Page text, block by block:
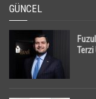
GÜNCEL
Terzi